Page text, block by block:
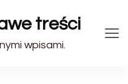
treści
wpisami.